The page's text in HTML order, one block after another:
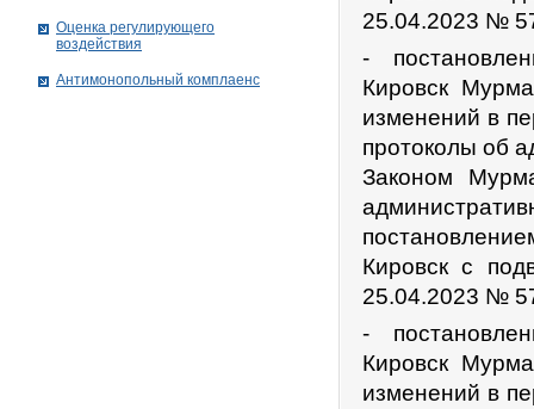
25.04.2023 №
-
Кировск
изменений в
протоколы об
Законом
Кировск с
25.04.2023 №
-
Кировск
изменений в
Оценка регулирующего
воздействия
Антимонопольный комплаенс